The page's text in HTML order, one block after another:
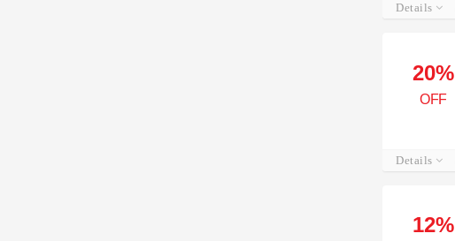
Details
20%
OFF
Details
12%